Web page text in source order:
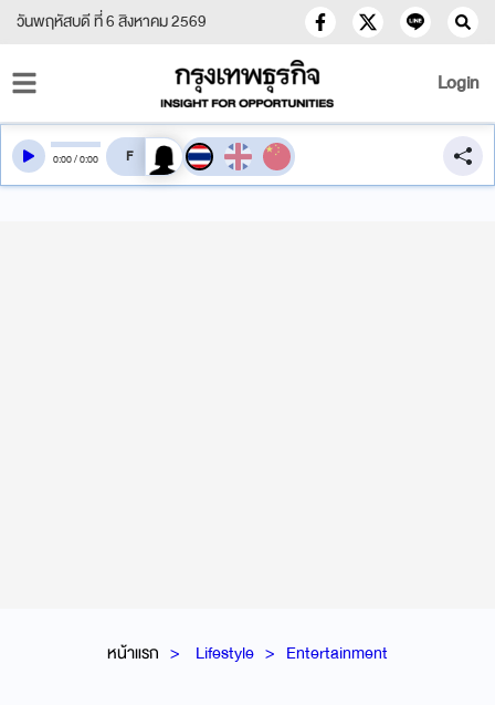
วันพฤหัสบดี ที่ 6 สิงหาคม 2569
Login
หน้าแรก Lifestyle Entertainment
0:00/0:00 สลับเสียงอ่าน